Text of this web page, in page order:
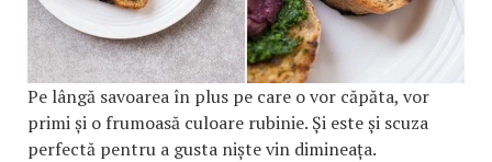
Pe lângă savoarea în plus pe care o vor căpăta, vor
primi și o frumoasă culoare rubinie. Și este și scuza
perfectă pentru a gusta niște vin dimineața.